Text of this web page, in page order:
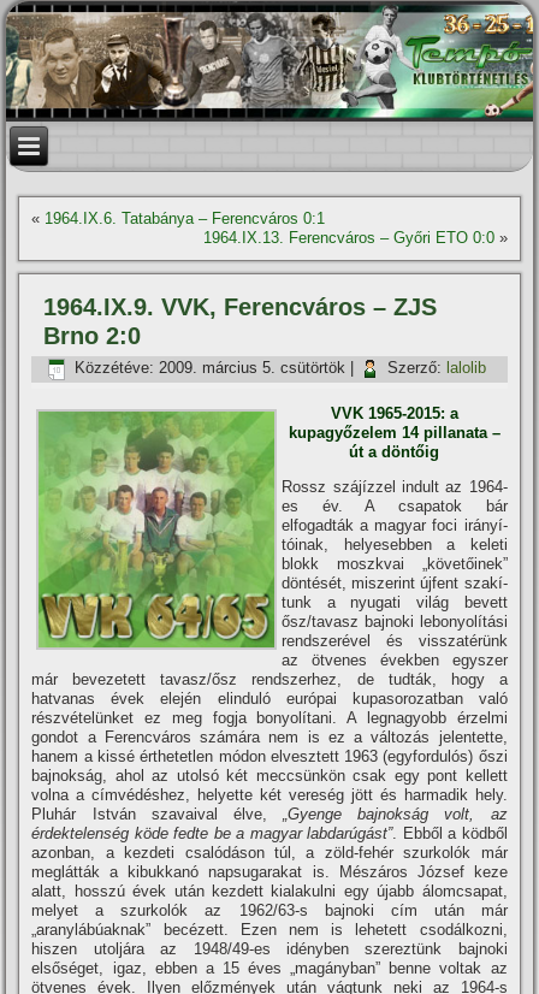
« 1964.IX.6. Tatabánya – Ferencváros 0:1
1964.IX.13. Ferencváros – Győri ETO 0:0»
1964.IX.9. VVK, Ferencváros – ZJS
Brno 2:0
Közzétéve: 2009. március 5. csütörtök Szerző: lalolib
VVK 1965-2015: a
kupagyőzelem 14 pillanata –
út a döntőig
Rossz szájí­zzel indult az 1964-
es év. A csapatok bár
elfogadták a magyar foci irányí­
tóinak, helyesebben a keleti
blokk moszkvai „követőinek”
döntését, miszerint újfent szakí­
tunk a nyugati világ bevett
ősz/tavasz bajnoki lebonyolí­tási
rendszerével és visszatérünk
az ötvenes években egyszer
már bevezetett tavasz/ősz rendszerhez, de tudták, hogy a
hatvanas évek elején elinduló európai kupasorozatban való
részvételünket ez meg fogja bonyolí­tani. A legnagyobb érzelmi
gondot a Ferencváros számára nem is ez a változás jelentette,
hanem a kissé érthetetlen módon elvesztett 1963 (egyfordulós) őszi
bajnokság, ahol az utolsó két meccsünkön csak egy pont kellett
volna a cí­mvédéshez, helyette két vereség jött és harmadik hely.
Pluhár István szavaival élve,„Gyenge bajnokság volt, az
érdektelenség köde fedte be a magyar labdarúgást”. Ebből a ködből
azonban, a kezdeti csalódáson túl, a zöld-fehér szurkolók már
meglátták a kibukkanó napsugarakat is. Mészáros József keze
alatt, hosszú évek után kezdett kialakulni egy újabb álomcsapat,
melyet a szurkolók az 1962/63-s bajnoki cí­m után már
„aranylábúaknak” becézett. Ezen nem is lehetett csodálkozni,
hiszen utoljára az 1948/49-es idényben szereztünk bajnoki
elsőséget, igaz, ebben a 15 éves „magányban” benne voltak az
ötvenes évek. Ilyen előzmények után vágtunk neki az 1964-s